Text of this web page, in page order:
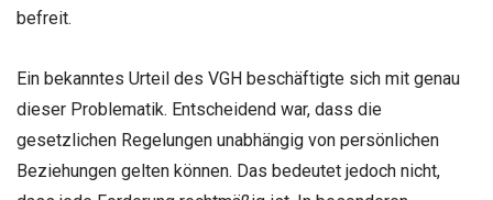
befreit.
Ein bekanntes Urteil des VGH beschäftigte sich mit genau
dieser Problematik. Entscheidend war, dass die
gesetzlichen Regelungen unabhängig von persönlichen
Beziehungen gelten können. Das bedeutet jedoch nicht,